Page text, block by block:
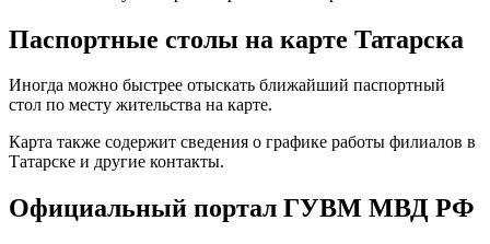
Паспортные столы на карте Татарска
Иногда можно быстрее отыскать ближайший паспортный
стол по месту жительства на карте.
Карта также содержит сведения о графике работы филиалов в
Татарске и другие контакты.
Официальный портал ГУВМ МВД РФ